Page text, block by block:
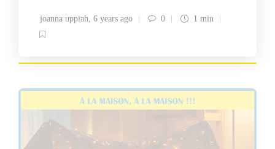
joanna uppiah, 6 years ago 0 1 min